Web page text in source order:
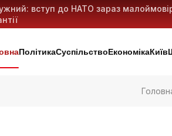
вступ до НАТО зараз
у дітей
ШІ може витіснити мільйони
і область під масованим ударом: 29
ПолітикаСуспільствоЕкономікаКиїв